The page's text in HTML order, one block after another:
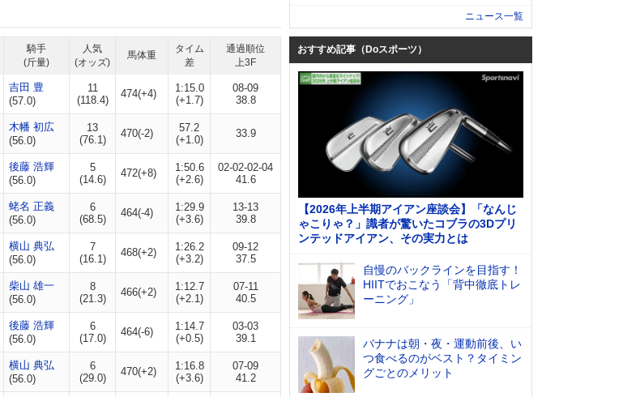
騎手
(斤量)
人気
(オッズ)
馬体重
タイム
差
通過順位
上3F
吉田 豊
(57.0)
11
(118.4)
474(+4)
1:15.0
(+1.7)
08-09
38.8
木幡 初広
(56.0)
13
(76.1)
470(-2)
57.2
(+1.0)
33.9
後藤 浩輝
(56.0)
5
(14.6)
472(+8)
1:50.6
(+2.6)
02-02-02-04
41.6
蛯名 正義
(56.0)
6
(68.5)
464(-4)
1:29.9
(+3.6)
13-13
39.8
横山 典弘
(56.0)
7
(16.1)
468(+2)
1:26.2
(+3.2)
09-12
37.5
柴山 雄一
(56.0)
8
(21.3)
466(+2)
1:12.7
(+2.1)
07-11
40.5
後藤 浩輝
(56.0)
6
(17.0)
464(-6)
1:14.7
(+0.5)
03-03
39.1
横山 典弘
(56.0)
6
(29.0)
470(+2)
1:16.8
(+3.6)
07-09
41.2
ニュース一覧
おすすめ記事（Doスポーツ）
【2026年上半期アイアン座談会】「なんじ
ゃこりゃ？」識者が驚いたコブラの3Dプリ
ンテッドアイアン、その実力とは
自慢のバックラインを目指す！
HIITでおこなう「背中徹底トレ
ーニング」
バナナは朝・夜・運動前後、い
つ食べるのがベスト？タイミン
グごとのメリット